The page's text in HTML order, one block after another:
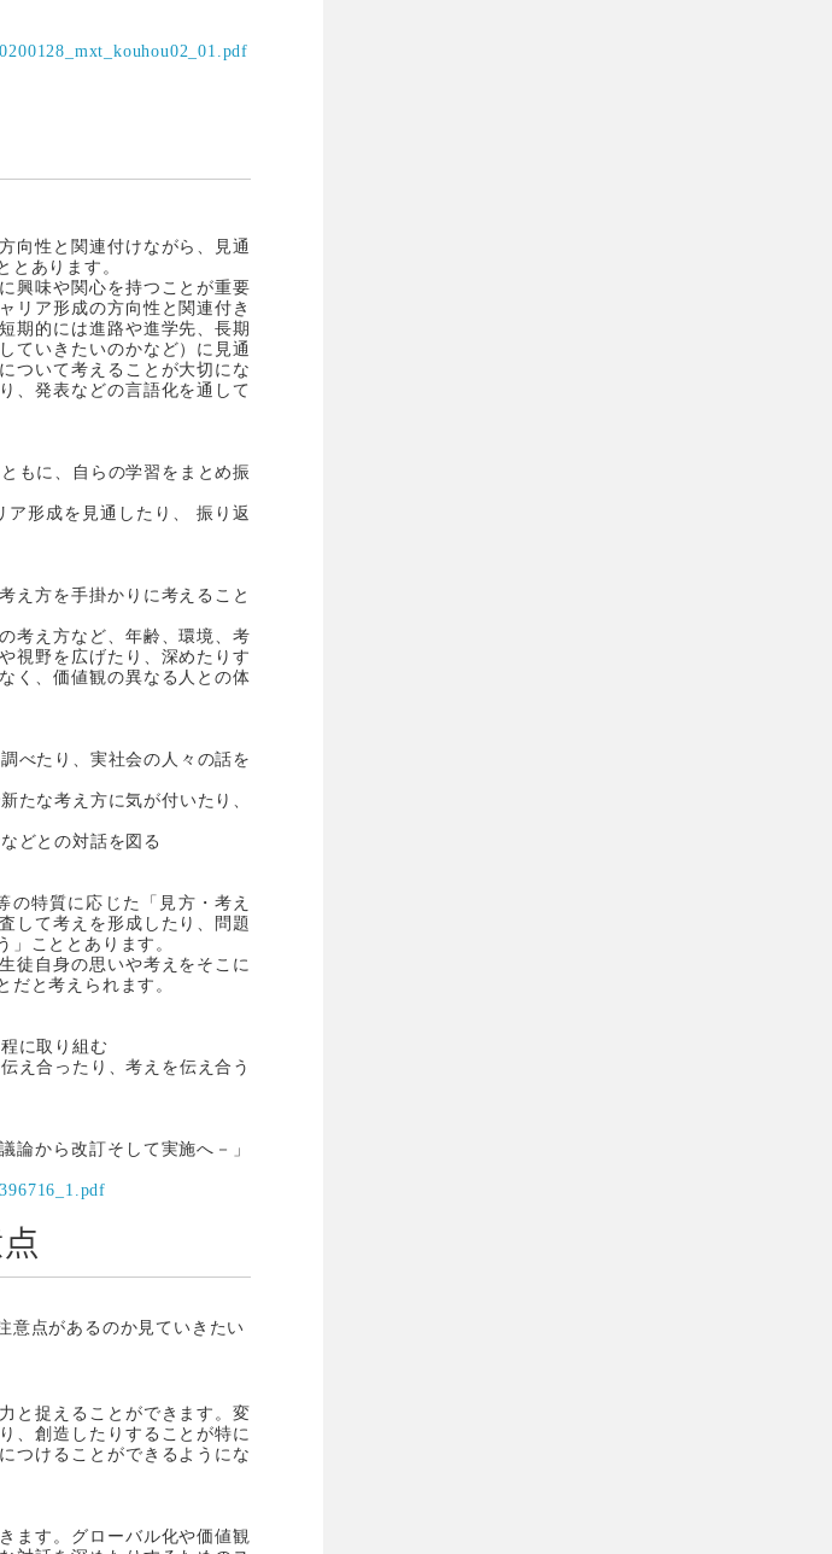
向性と関連付けながら、見通
とあります。
興味や関心を持つことが重要
リア形成の方向性と関連付き
期的には進路や進学先、長期
ていきたいのかなど）に見通
ついて考えることが大切にな
、発表などの言語化を通して
もに、自らの学習をまとめ振
ア形成を見通したり、 振り返
え方を手掛かりに考えること
考え方など、年齢、環境、考
視野を広げたり、深めたりす
く、価値観の異なる人との体
べたり、実社会の人々の話を
たな考え方に気が付いたり、
どとの対話を図る
の特質に応じた「見方・考え
して考えを形成したり、問題
こととあります。
徒自身の思いや考えをそこに
と考えられます。
に取り組む
え合ったり、考えを伝え合う
論から改訂そして実施へ－」
意点があるのか見ていきたい
と捉えることができます。変
、創造したりすることが特に
つけることができるようにな
ます。グローバル化や価値観